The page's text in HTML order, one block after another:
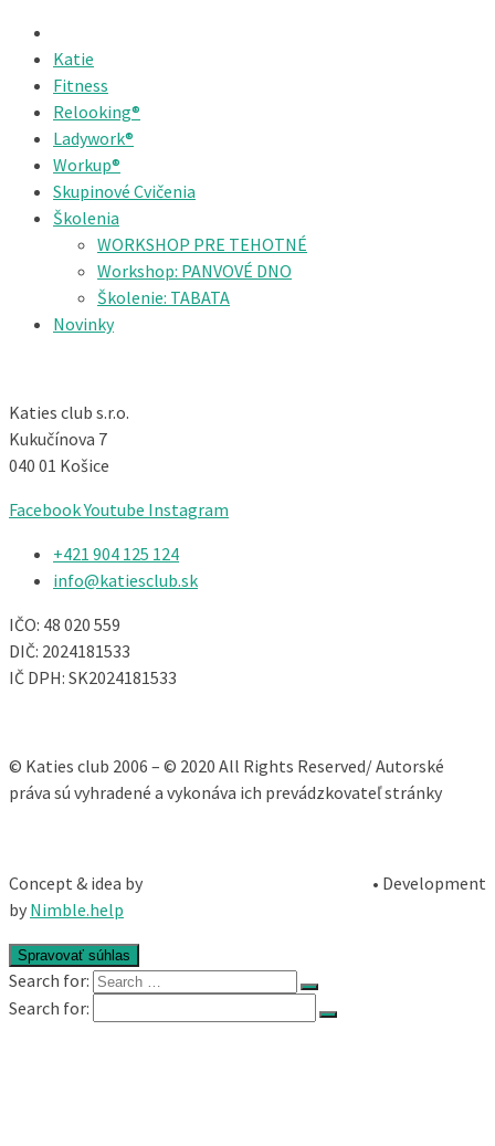
Katie
Fitness
Relooking®
Ladywork®
Workup®
Skupinové Cvičenia
Školenia
WORKSHOP PRE TEHOTNÉ
Workshop: PANVOVÉ DNO
Školenie: TABATA
Novinky
Katies club s.r.o.
Kukučínova 7
040 01 Košice
FacebookYoutube Instagram
+421 904 125 124​
info@katiesclub.sk
IČO: 48 020 559
DIČ: 2024181533
IČ DPH: SK2024181533
© Katies club 2006 – © 2020 All Rights Reserved/ Autorské
práva sú vyhradené a vykonáva ich prevádzkovateľ stránky
Concept & idea by
• Development
by Nimble.help
Spravovať súhlas
Search for:
Search for: